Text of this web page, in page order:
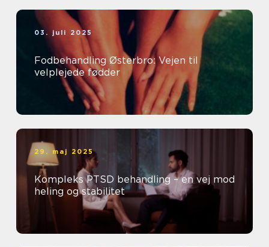
03. juli 2025
Fodbehandling Østerbro: Vejen til
velplejede fødder
29. maj 2025
Kompleks PTSD behandling – en vej mod
heling og stabilitet